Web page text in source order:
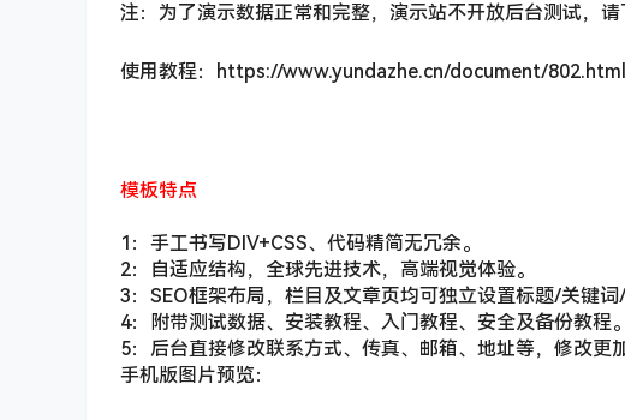
注：为了演示数据正常和完整，演示站不开放后台测试，
使用教程：https://www.yundazhe.cn/document/802.html
模板特点
1：手工书写DIV+CSS、代码精简无冗余。
2：自适应结构，全球先进技术，高端视觉体验。
3：SEO框架布局，栏目及文章页均可独立设置标题/关键词/
4：附带测试数据、安装教程、入门教程、安全及备份教程。
5：后台直接修改联系方式、传真、邮箱、地址等，修改更
手机版图片预览：